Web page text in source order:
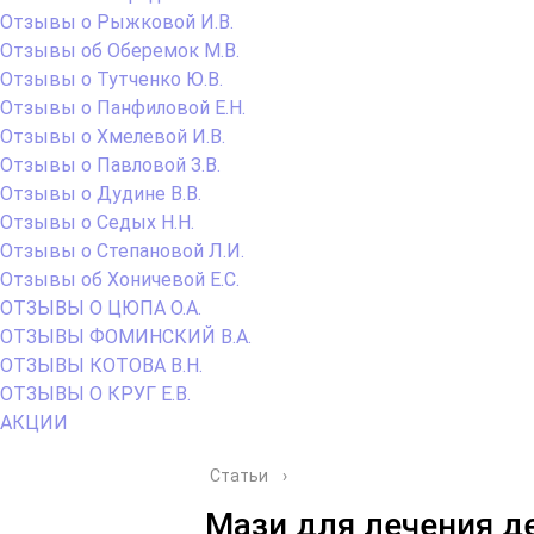
Отзывы о Рыжковой И.В.
Отзывы об Оберемок М.В.
Отзывы о Тутченко Ю.В.
Отзывы о Панфиловой Е.Н.
Отзывы о Хмелевой И.В.
Отзывы о Павловой З.В.
Отзывы о Дудине В.В.
Отзывы о Седых Н.Н.
Отзывы о Степановой Л.И.
Отзывы об Хоничевой Е.С.
ОТЗЫВЫ О ЦЮПА О.А.
ОТЗЫВЫ ФОМИНСКИЙ В.А.
ОТЗЫВЫ КОТОВА В.Н.
ОТЗЫВЫ О КРУГ Е.В.
АКЦИИ
Статьи ›
Мази для лечения